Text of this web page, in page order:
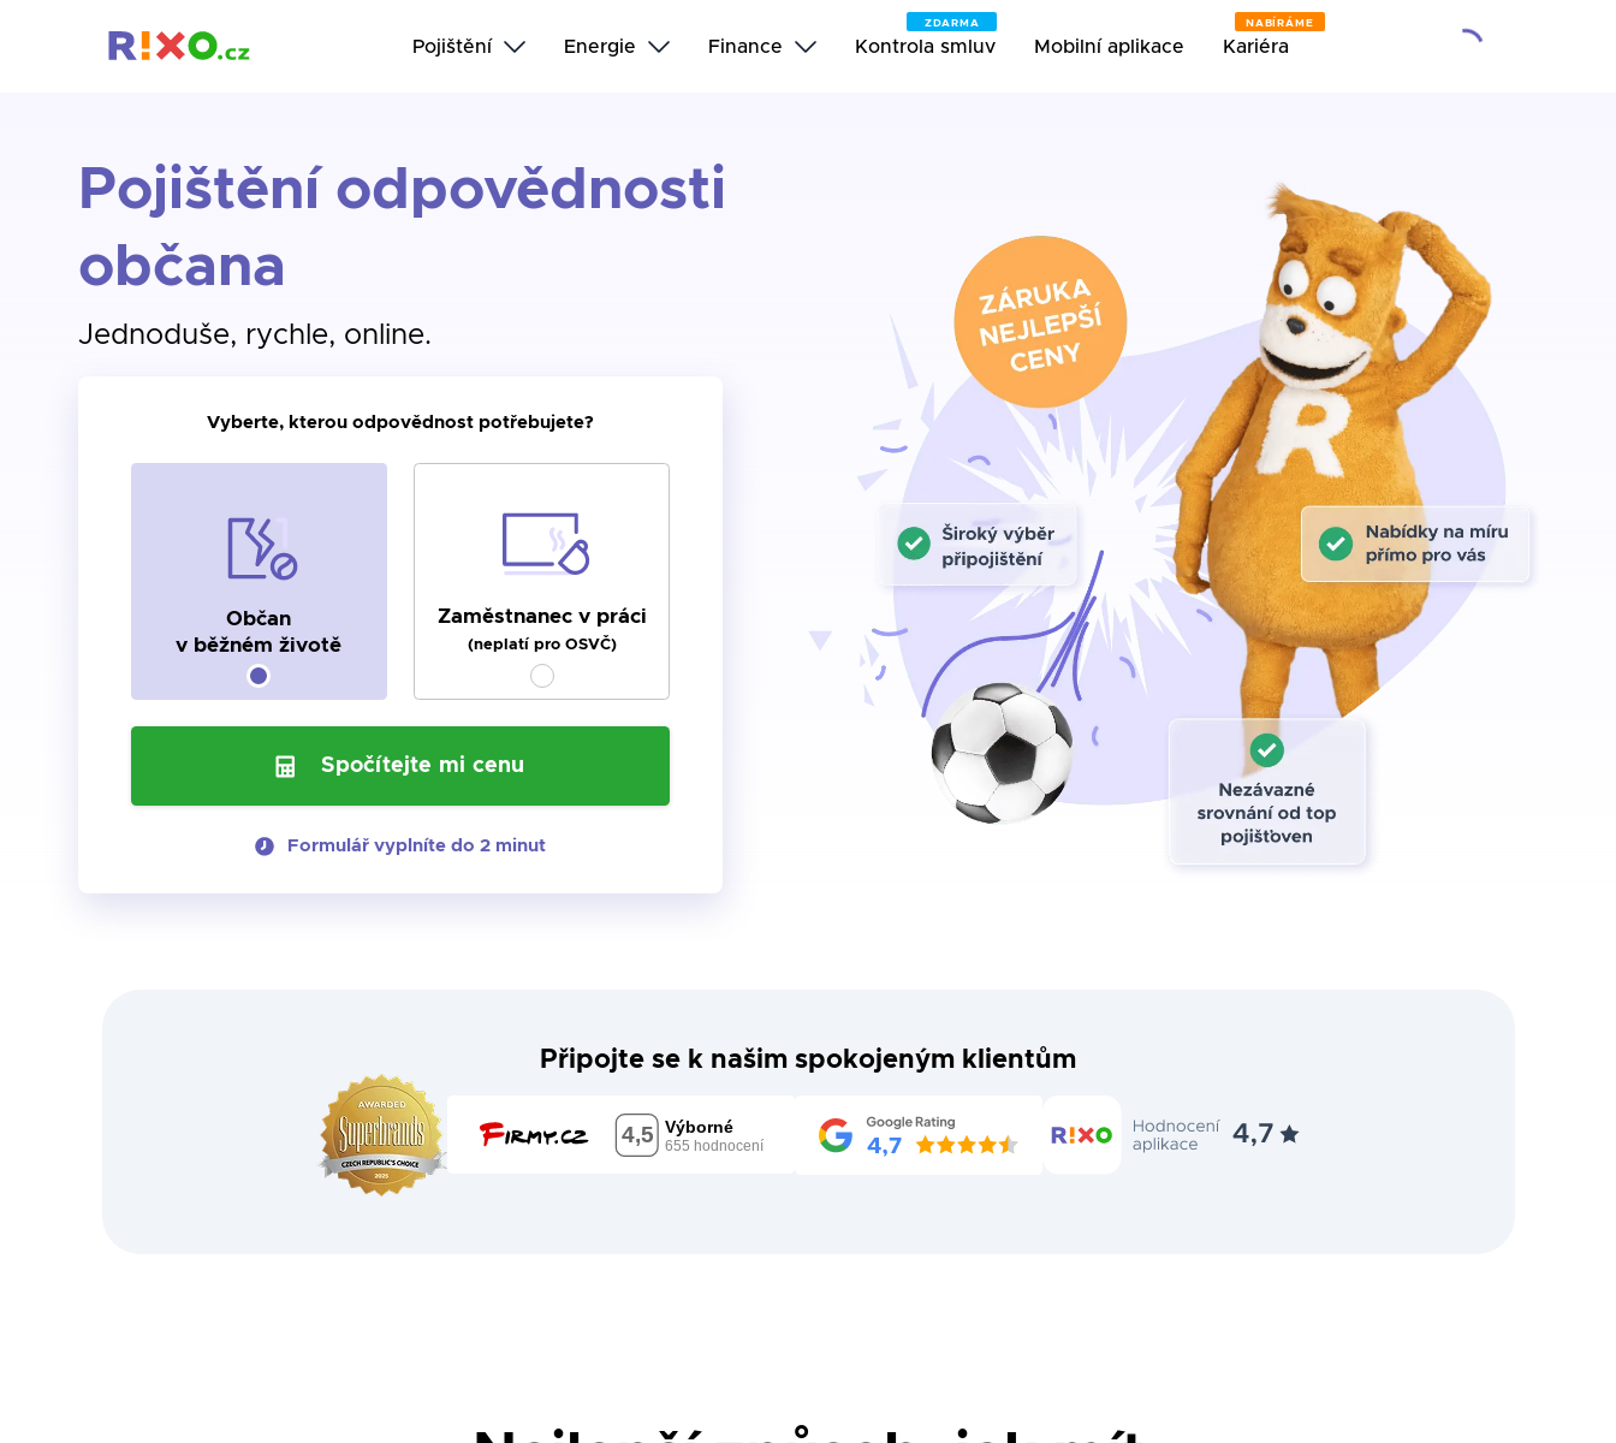
Pojištění Energie Finance
ZDARMA
Kontrola smluv Mobilní aplikace
NABÍRÁME
Kariéra
Pojištění odpovědnosti
občana
Jednoduše, rychle, online.
Vyberte, kterou odpovědnost potřebujete?
Občan
v běžném životě
Zaměstnanec v práci
(neplatí pro OSVČ)
Spočítejte mi cenu
Formulář vyplníte do 2 minut
Připojte se k našim spokojeným klientům